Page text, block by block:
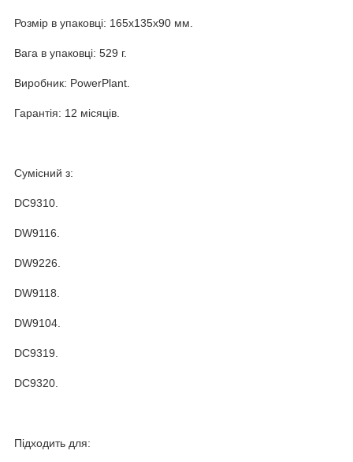
Розмір в упаковці: 165x135x90 мм.
Вага в упаковці: 529 г.
Виробник: PowerPlant.
Гарантія: 12 місяців.
Сумісний з:
DC9310.
DW9116.
DW9226.
DW9118.
DW9104.
DC9319.
DC9320.
Підходить для: